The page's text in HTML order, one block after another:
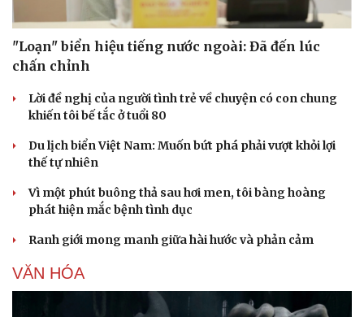
Dinh dưỡng - món ngon
Cây thuốc
Sản phụ khoa
Nhi khoa
Làm đẹp - giảm cân
Phòng mạch online
Nhà đẹp
Tình yêu - Gia đình
"Loạn" biển hiệu tiếng nước ngoài: Đã đến lúc
chấn chỉnh
Lời đề nghị của người tình trẻ về chuyện có con chung
khiến tôi bế tắc ở tuổi 80
Du lịch biển Việt Nam: Muốn bứt phá phải vượt khỏi lợi
thế tự nhiên
Vì một phút buông thả sau hơi men, tôi bàng hoàng
phát hiện mắc bệnh tình dục
Ranh giới mong manh giữa hài hước và phản cảm
VĂN HÓA